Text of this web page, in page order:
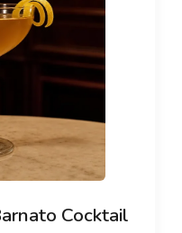
Cocktail